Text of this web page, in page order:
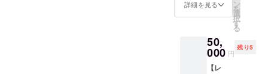
※USJ入
は、ご
支援者
様分・
キャス
衣と私
いたし
ます）
理を作
りま
エミュ
リボン
集合 ※
事前に
詳細を見る ン
を
選
択
す
る
50,
000 円
残り5
【レ